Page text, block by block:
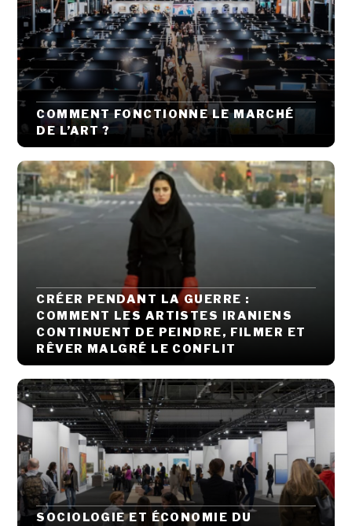
COMMENT FONCTIONNE LE MARCHÉ
DE L’ART ?
CRÉER PENDANT LA GUERRE :
COMMENT LES ARTISTES IRANIENS
CONTINUENT DE PEINDRE, FILMER ET
RÊVER MALGRÉ LE CONFLIT
SOCIOLOGIE ET ÉCONOMIE DU